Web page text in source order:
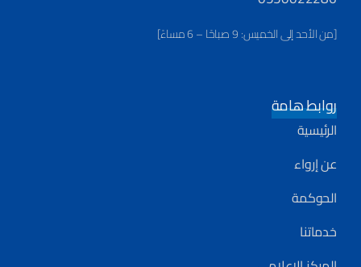
[من الأحد إلى الخميس: 9 صباحًا – 6 مساءً]
روابط هامة
الرئيسية
عن إرواء
الحوكمة
خدماتنا